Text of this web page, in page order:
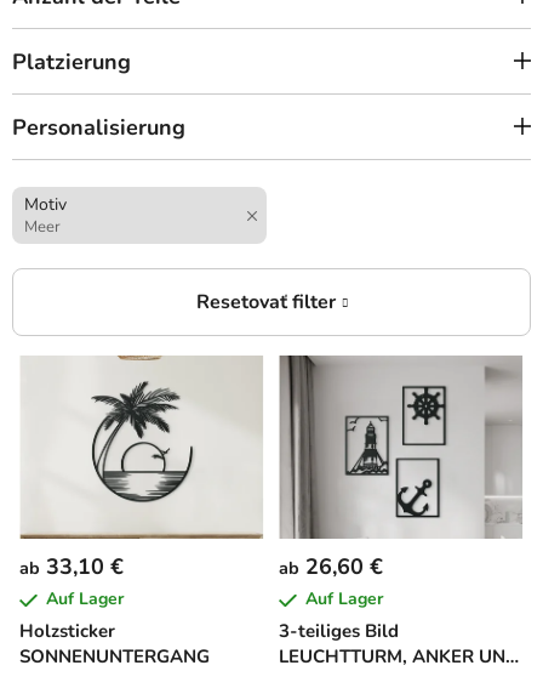
Platzierung
Personalisierung
Motiv
Meer
L
e
r
P
rHolzsticker
SONNENUNTERGANG
ab 33,10 €
Auf Lager
3-teiliges Bild
LEUCHTTURM, ANKER UND
ab 26,60 €
Auf Lager